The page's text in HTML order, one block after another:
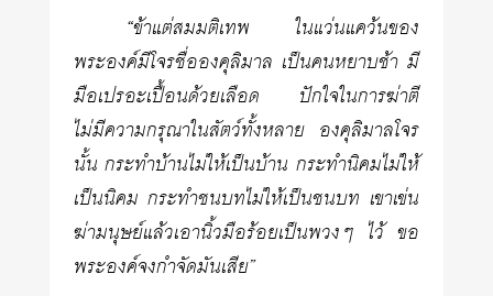
“ข้าแต่สมมติเทพ ในแว่นแคว้นของ
พระองค์มีโจรชื่อองคุลิมาล เป็นคนหยาบช้า มี
มือเปรอะเปื้อนด้วยเลือด ปักใจในการฆ่าตี
ไม่มีความกรุณาในสัตว์ทั้งหลาย องคุลิมาลโจร
นั้น กระทำบ้านไม่ให้เป็นบ้าน กระทำนิคมไม่ให้
เป็นนิคม กระทำชนบทไม่ให้เป็นชนบท เขาเข่น
ฆ่ามนุษย์แล้วเอานิ้วมือร้อยเป็นพวงๆ ไว้ ขอ
พระองค์จงกำจัดมันเสีย”